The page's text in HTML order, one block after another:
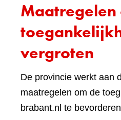
Maatregelen
vergroten
De provincie werkt aan
maatregelen om de
brabant.nl te